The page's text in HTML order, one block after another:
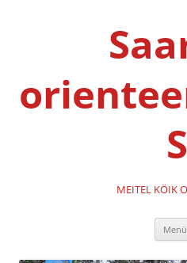
MEITEL KÖIK